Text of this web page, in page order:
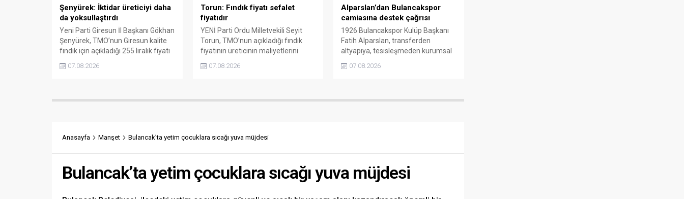
Şenyürek: İktidar üreticiyi daha
da yoksullaştırdı
Yeni Parti Giresun İl Başkanı Gökhan
Şenyürek, TMO’nun Giresun kalite
fındık için açıkladığı 255 liralık fiyatı
Artışın yıllık enflasyonun altında
savundu.
07.08.2026
Torun: Fındık fiyatı sefalet
fiyatıdır
YENİ Parti Ordu Milletvekili Seyit
Torun, TMO’nun açıkladığı fındık
fiyatının üreticinin maliyetlerini
fiyatın yeniden belirlenmesini
çağrısında bulundu.
07.08.2026
Alparslan’dan Bulancakspor
camiasına destek çağrısı
1926 Bulancakspor Kulüp Başkanı
Fatih Alparslan, transferden
altyapıya, tesisleşmeden kurumsal
önemli adımlar attıklarını belirterek
destek olmaya çağırdı.
07.08.2026
Anasayfa Manşet Bulancak’ta yetim çocuklara sıcağı yuva müjdesi
Bulancak’ta yetim çocuklara sıcağı yuva müjdesi